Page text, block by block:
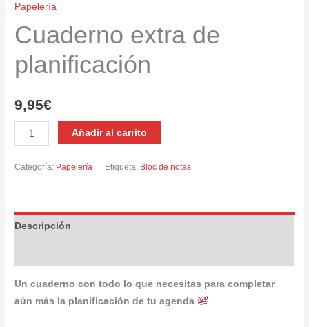
Papelería
Cuaderno extra de
planificación
9,95€
Cuaderno
extra
de
Añadir al carrito
Categoría: Papelería Etiqueta: Bloc de notas
Descripción
Un cuaderno con todo lo que necesitas para completar
aún más la planificación de tu agenda